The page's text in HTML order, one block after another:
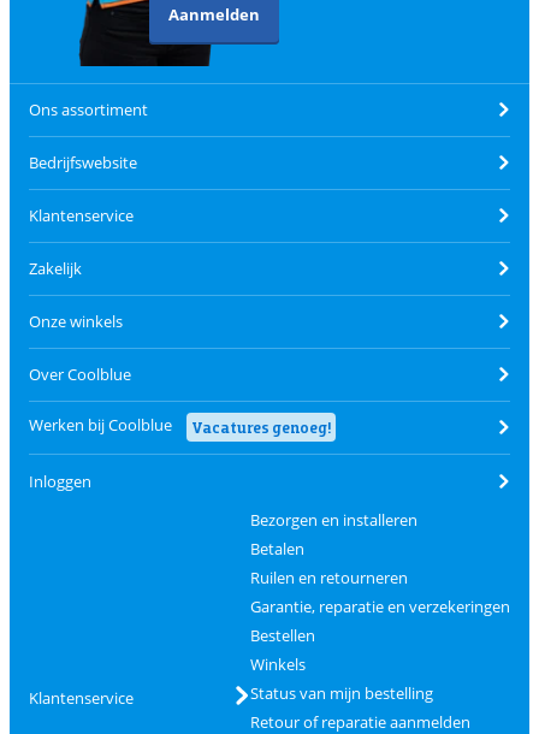
Aanmelden
Ons assortiment
Bedrijfswebsite
Klantenservice
Zakelijk
Onze winkels
Over Coolblue
Werken bij Coolblue Vacatures genoeg!
Inloggen
Klantenservice
Bezorgen en installeren
Betalen
Ruilen en retourneren
Garantie, reparatie en verzekeringen
Bestellen
Winkels
Status van mijn bestelling
Retour of reparatie aanmelden